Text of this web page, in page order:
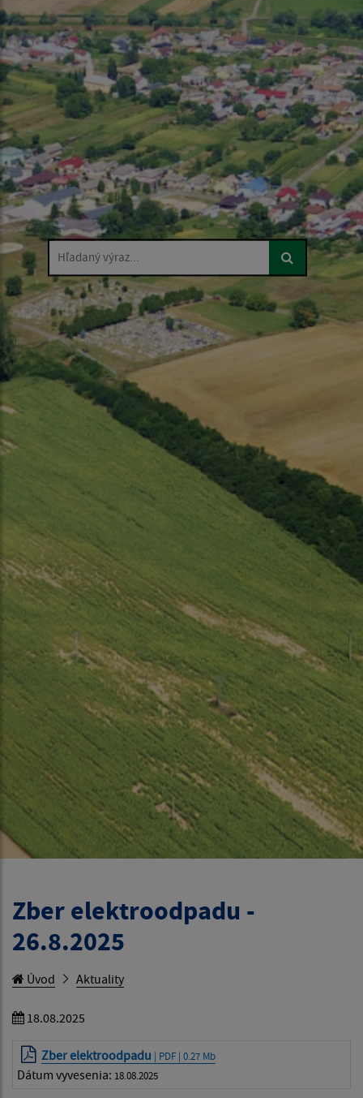
Hľadaný výraz...
Zber elektroodpadu -
26.8.2025
Úvod Aktuality
18.08.2025
Zber elektroodpadu | PDF | 0.27 Mb
Dátum vyvesenia: 18.08.2025